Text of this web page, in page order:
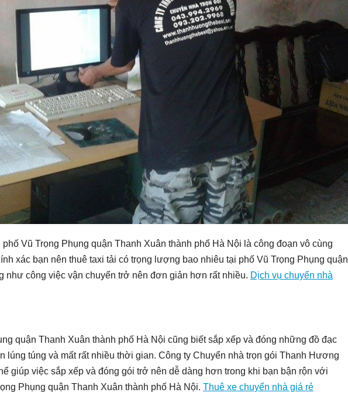
Vũ Trọng Phụng quận Thanh Xuân thành phố Hà Nội là công đoạn vô cùng
xác bạn nên thuê taxi tải có trọng lượng bao nhiêu tại phố Vũ Trọng Phụng quận
như công việc vận chuyển trở nên đơn giản hơn rất nhiều. Dịch vụ chuyển nhà
quận Thanh Xuân thành phố Hà Nội cũng biết sắp xếp và đóng những đồ đạc
lúng túng và mất rất nhiều thời gian. Công ty Chuyển nhà trọn gói Thanh Hương
giúp việc sắp xếp và đóng gói trở nên dễ dàng hơn trong khi bạn bận rộn với
Phụng quận Thanh Xuân thành phố Hà Nội. Thuê xe chuyển nhà giá rẻ